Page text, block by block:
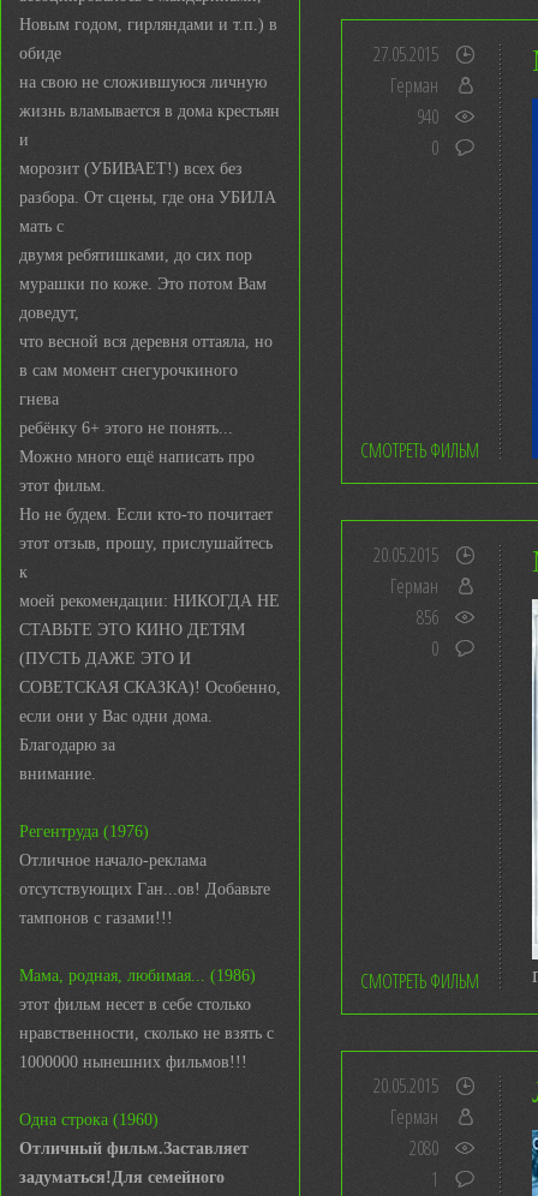
Новым годом, гирляндами и т.п.) в
обиде
на свою не сложившуюся личную
жизнь вламывается в дома крестьян
и
морозит (УБИВАЕТ!) всех без
разбора. От сцены, где она УБИЛА
мать с
двумя ребятишками, до сих пор
мурашки по коже. Это потом Вам
доведут,
что весной вся деревня оттаяла, но
в сам момент снегурочкиного
гнева
ребёнку 6+ этого не понять...
Можно много ещё написать про
этот фильм.
Но не будем. Если кто-то почитает
этот отзыв, прошу, прислушайтесь
к
моей рекомендации: НИКОГДА НЕ
СТАВЬТЕ ЭТО КИНО ДЕТЯМ
(ПУСТЬ ДАЖЕ ЭТО И
СОВЕТСКАЯ СКАЗКА)! Особенно,
если они у Вас одни дома.
Благодарю за
внимание.
Регентруда (1976)
Отличное начало-реклама
отсутствующих Ган...ов! Добавьте
тампонов с газами!!!
Мама, родная, любимая... (1986)
этот фильм несет в себе столько
нравственности, сколько не взять с
1000000 нынешних фильмов!!!
Одна строка (1960)
Отличный фильм.Заставляет
задуматься!Для семейного
27.05.2015
Герман
940
0
СМОТРЕТЬ ФИЛЬМ
20.05.2015
Герман
856
0
СМОТРЕТЬ ФИЛЬМ
20.05.2015
Герман
2080
1